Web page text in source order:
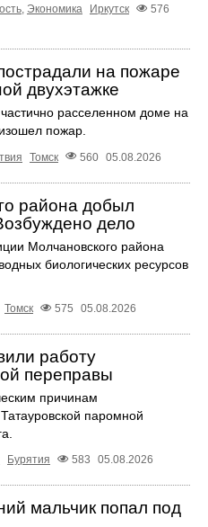
, Экономика Иркутск
576
на пожаре
двухэтажке
расселенном доме на
пожар.
Томск 560 05.08.2026
района добыл
дело
Молчановского района
биологических ресурсов
Томск 575 05.08.2026
работу
переправы
причинам
паромной
Бурятия 583 05.08.2026
мальчик попал под